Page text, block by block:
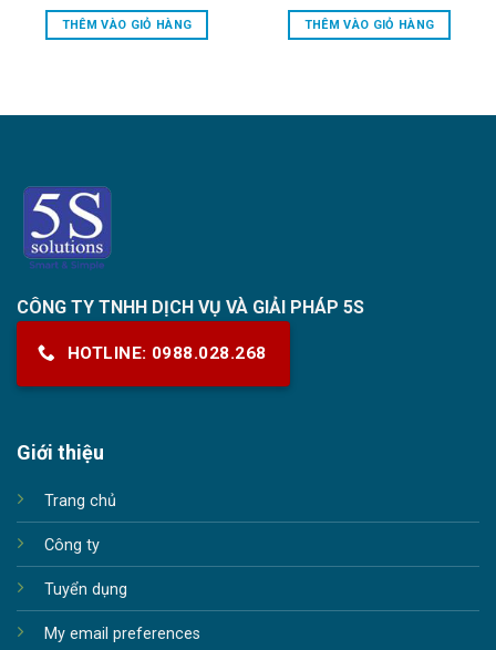
was:
8.800.000₫.
THÊM VÀO GIỎ HÀNG
was:
24.500.000₫.
THÊM VÀO GIỎ HÀNG
CÔNG TY TNHH DỊCH VỤ VÀ GIẢI PHÁP 5S
HOTLINE: 0988.028.268
Giới thiệu
Trang chủ
Công ty
Tuyển dụng
My email preferences